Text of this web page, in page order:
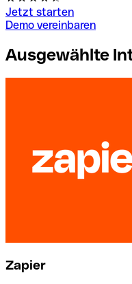
Jetzt starten
Demo vereinbaren
Ausgewählte
Zapier